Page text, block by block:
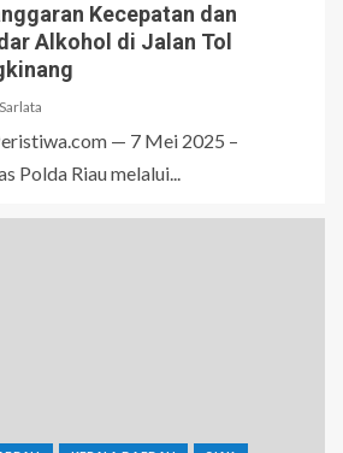
Kecepatan dan
Alkohol di Jalan Tol
— 7 Mei 2025 –
Polda Riau melalui...